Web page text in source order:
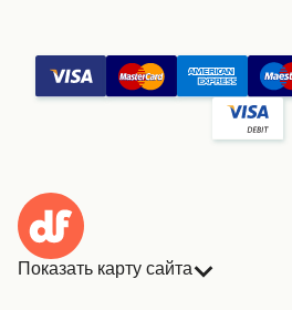
Показать карту сайта